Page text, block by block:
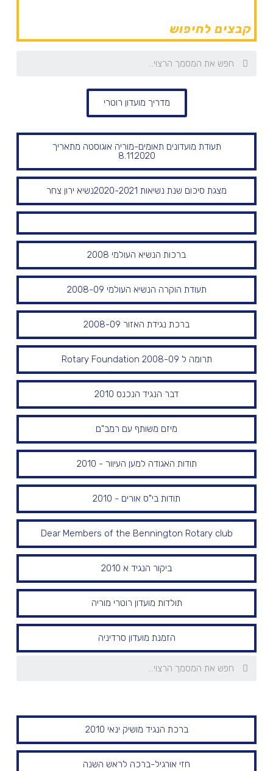
קבצים לחיפוש
מדריך מועדון רוטרי
תעודת מועדונים תאומים-מוריה אוגוסטה מתאריך
8.11.2020
מצגת סיכום שנת נשיאות 2020-2021נשיא ירון צחר
ברכות הנשיא העולמי 2008
תעודת הוקרה הנשיא העולמי 2008-09
ברכת נגידת האזור 2008-09
תרומה ל Rotary Foundation 2008-09
דבר הנגיד הנכנס 2010
מיזם משותף עם רמב"ם
תודות האגודה למען העיוור - 2010
תודות בי"ס אורים - 2010
Dear Members of the Bennington Rotary club
ביקור הנגיד א 2010
תולדות מועדון רוטרי מוריה
הזמנת מועדון סרדיניה
ברכת הנגיד מושיק ינאי 2010
חזי אורגיל-ברכה לראש השנה